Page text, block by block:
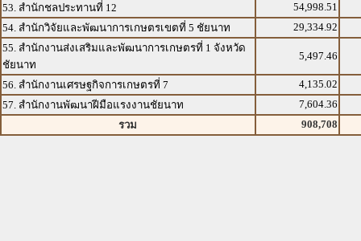
53. สำนักชลประทานที่ 12
54,998.51
54. สำนักวิจัยและพัฒนาการเกษตรเขตที่ 5 ชัยนาท
29,334.92
55. สำนักงานส่งเสริมและพัฒนาการเกษตรที่ 1 จังหวัด
ชัยนาท
5,497.46
56. สำนักงานเศรษฐกิจการเกษตรที่ 7
4,135.02
57. สำนักงานพัฒนาฝีมือแรงงานชัยนาท
7,604.36
รวม
908,708